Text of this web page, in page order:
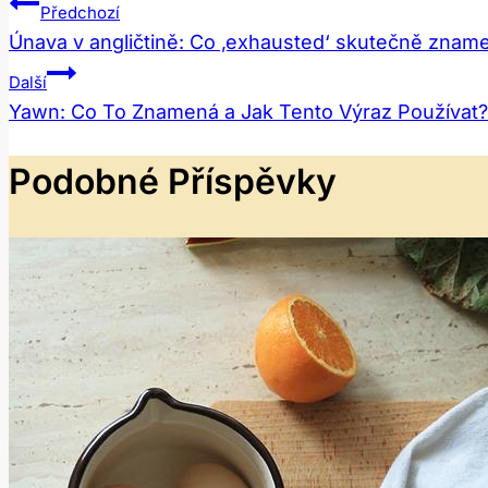
Navigace
Pro
Příspěvek
Předchozí
Únava v angličtině: Co ‚exhausted‘ skutečně
Další
Yawn: Co To Znamená a Jak Tento Výraz Používat?
Podobné Příspěvky